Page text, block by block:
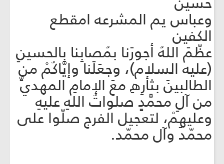
وعباس يم المشرعه امقطع
الكفين
عظّمَ اللهُ أجورَنا بمُصابِنا بالحسينِ
(عليه السلام)، وجعَلَنا وإيَّاكُمْ من
الطالبينَ بثأرِهِ معَ الإمامِ المهديِّ
من آلِ محمَّدٍ صلواتُ اللهِ عليهِ
وعليهِمْ، لتعجيل الفرج صلّوا على
محمّد وآل محمّد.